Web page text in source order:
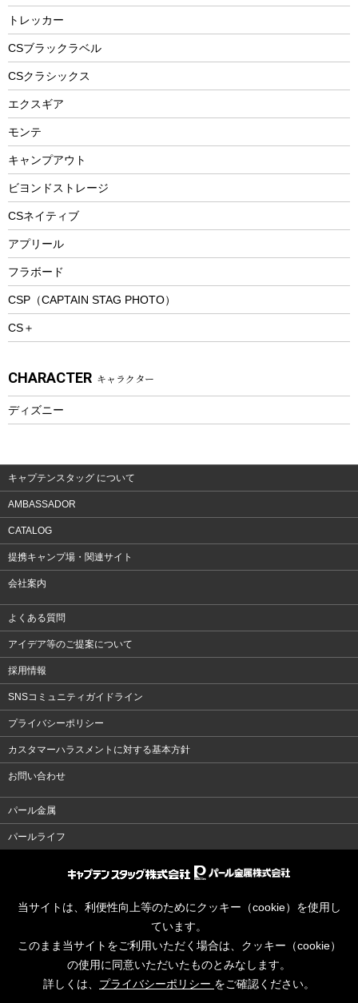
ステンレスボトル
フードボトル
トレー
ランチョンマット
ランチボックス
スプレー関係
ツール、他
エアーポンプ
アクセサリー
自転車ウェア
パラソル
フローティングベスト
ヘルメット
エアーポンプ
ビーチテント
ウィンター
スノーシュー
防寒ウェア
トレッキング
トレッキングアクセサリー
プレイグッズ
ウェルネス
ウェア、タオル
ウェア
防災用品
トレッカー
CSブラックラベル
CSクラシックス
エクスギア
モンテ
キャンプアウト
ビヨンドストレージ
CSネイティブ
アプリール
フラボード
CSP（CAPTAIN STAG PHOTO）
CS＋
CHARACTER キャラクター
ディズニー
キャプテンスタッグ について
AMBASSADOR
CATALOG
提携キャンプ場・関連サイト
会社案内
よくある質問
アイデア等のご提案について
採用情報
SNSコミュニティガイドライン
プライバシーポリシー
カスタマーハラスメントに対する基本方針
お問い合わせ
パール金属
パールライフ
当サイトは、利便性向上等のためにクッキー（cookie）を使用し
ています。
このまま当サイトをご利用いただく場合は、クッキー（cookie）
の使用に同意いただいたものとみなします。
詳しくは、 プライバシーポリシー をご確認ください。